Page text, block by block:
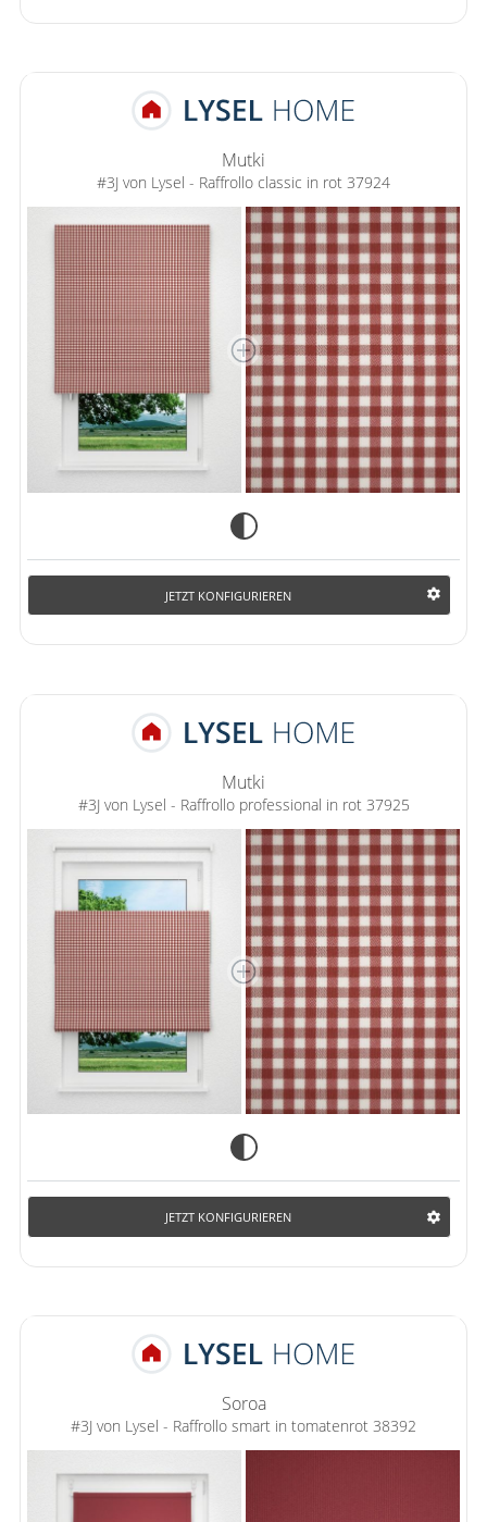
Panneaux
Mutki
#3J von Lysel - Raffrollo classic in rot 37924
JETZT KONFIGURIEREN
Mutki
#3J von Lysel - Raffrollo professional in rot 37925
JETZT KONFIGURIEREN
Soroa
#3J von Lysel - Raffrollo smart in tomatenrot 38392